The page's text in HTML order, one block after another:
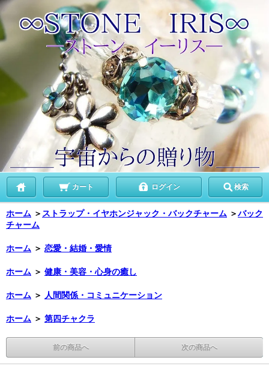
カート ログイン 検索
ホーム ＞ ストラップ・イヤホンジャック・バックチャーム ＞バック
チャーム
ホーム ＞ 恋愛・結婚・愛情
ホーム ＞ 健康・美容・心身の癒し
ホーム ＞ 人間関係・コミュニケーション
ホーム ＞ 第四チャクラ
前の商品へ 次の商品へ